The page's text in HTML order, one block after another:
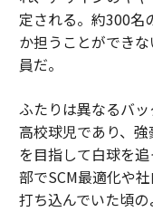
定される。約300名
か担うことができ
員だ。
ふたりは異なるバ
高校球児であり、
を目指して白球を
部でSCM最適化や
打ち込んでいた頃の